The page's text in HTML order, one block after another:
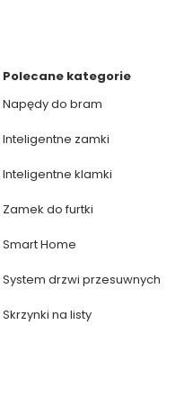
Polecane kategorie
Napędy do bram
Inteligentne zamki
Inteligentne klamki
Zamek do furtki
Smart Home
System drzwi przesuwnych
Skrzynki na listy